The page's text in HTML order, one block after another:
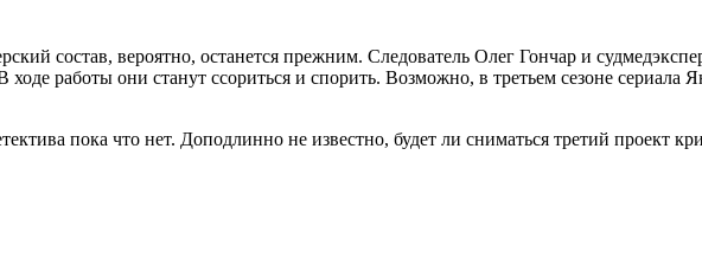
состав, вероятно, останется прежним. Следователь Олег Гончар и
работы они станут ссориться и спорить. Возможно, в третьем сезоне сериала
пока что нет. Доподлинно не известно, будет ли сниматься третий проект